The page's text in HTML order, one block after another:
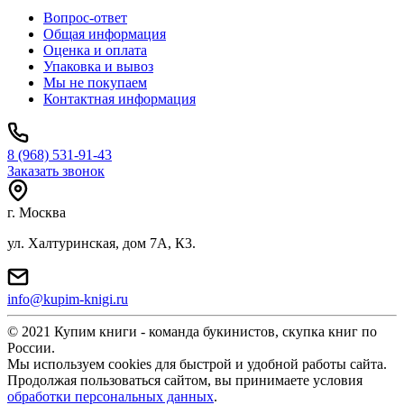
Вопрос-ответ
Общая информация
Оценка и оплата
Упаковка и вывоз
Мы не покупаем
Контактная информация
8 (968) 531-91-43
Заказать звонок
г. Москва
ул. Халтуринская, дом 7А, К3.
info@kupim-knigi.ru
© 2021 Купим книги - команда букинистов, скупка книг по
России.
Мы используем cookies для быстрой и удобной работы сайта.
Продолжая пользоваться сайтом, вы принимаете условия
обработки персональных данных.